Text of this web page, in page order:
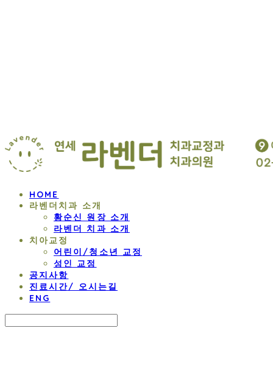
HOME
라벤더치과 소개
황순신 원장 소개
라벤더 치과 소개
치아교정
어린이/청소년 교정
성인 교정
공지사항
진료시간/ 오시는길
ENG